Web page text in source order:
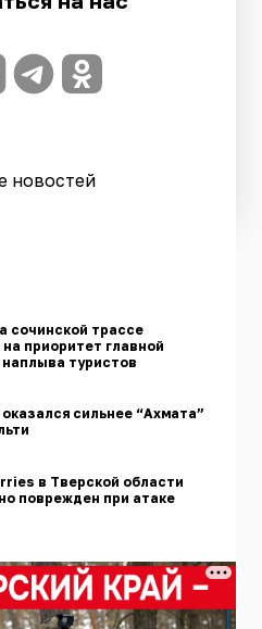
новостей
сочинской трассе
приоритет главной
туристов
сильнее “Ахмата”
в Тверской области
поврежден при атаке